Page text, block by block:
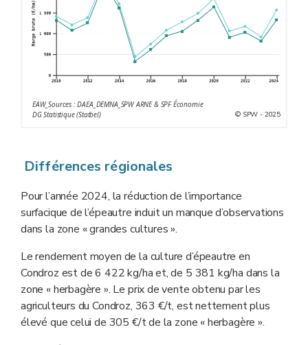
EAW_Sources : DAEA_DEMNA_SPW ARNE & SPF Économie
DG Statistique (Statbel)
© SPW - 2025
Différences régionales
Pour l’année 2024, la réduction de l’importance
surfacique de l’épeautre induit un manque d’observations
dans la zone « grandes cultures ».
Le rendement moyen de la culture d’épeautre en
Condroz est de 6 422 kg/ha et, de 5 381 kg/ha dans la
zone « herbagère ». Le prix de vente obtenu par les
agriculteurs du Condroz, 363 €/t, est nettement plus
élevé que celui de 305 €/t de la zone « herbagère ».